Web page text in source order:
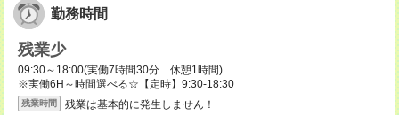
勤務時間
残業少
09:30～18:00(実働7時間30分 休憩1時間)
※実働6H～時間選べる☆【定時】9:30-18:30
残業時間 残業は基本的に発生しません！